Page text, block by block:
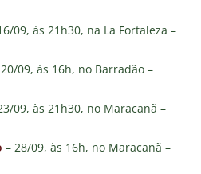
09, às 21h30, na La Fortaleza –
20/09, às 16h, no Barradão –
09, às 21h30, no Maracanã –
– 28/09, às 16h, no Maracanã –